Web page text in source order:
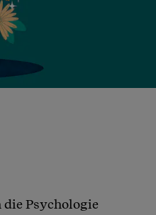
die Psychologie